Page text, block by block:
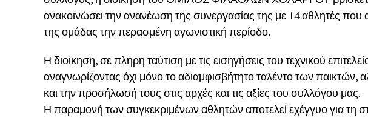
ανακοινώσει την ανανέωση της συνεργασίας της με 14 αθλητές που
της ομάδας την περασμένη αγωνιστική περίοδο.
Η διοίκηση, σε πλήρη ταύτιση με τις εισηγήσεις του τεχνικού
αναγνωρίζοντας όχι μόνο το αδιαμφισβήτητο ταλέντο των παικτών,
και την προσήλωσή τους στις αρχές και τις αξίες του συλλόγου μας.
Η παραμονή των συγκεκριμένων αθλητών αποτελεί εχέγγυο για τη